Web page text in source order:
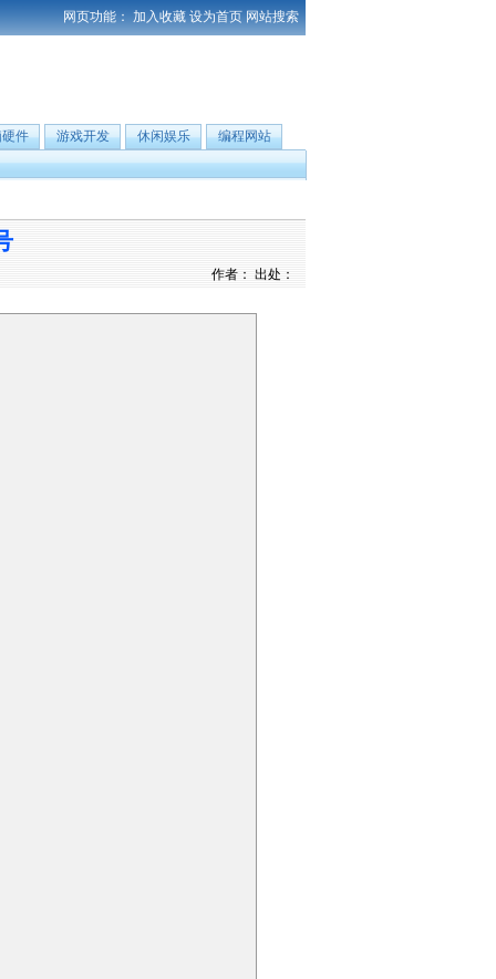
网页功能： 加入收藏 设为首页 网站搜索
件 游戏开发 休闲娱乐 编程网站
作者： 出处：